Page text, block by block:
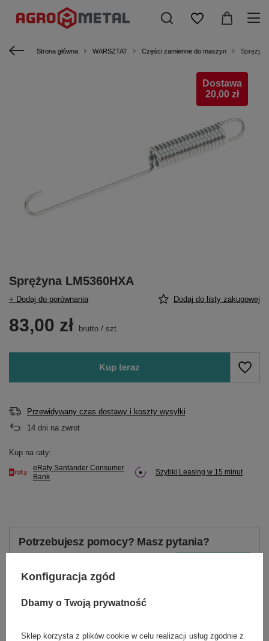
Strona główna WARSZTAT Części zamienne do maszyn
Dostawa
20,00 zł
Sprężyna LM5360HXA
+ Dodaj do porównania Dodaj do listy zakupowej
83,00 zł brutto / szt.
Kup teraz
Przewidywany czas dostawy i koszty wysyłki
14 dni na zwrot
Kup na raty:
eRaty Santander Consumer
Bank
Szybki Leasing w 15 minut
Potrzebujesz pomocy? Masz pytania?
dla innych.
Konfiguracja zgód
Dbamy o Twoją prywatność
Sklep korzysta z plików cookie w celu realizacji usług zgodnie z